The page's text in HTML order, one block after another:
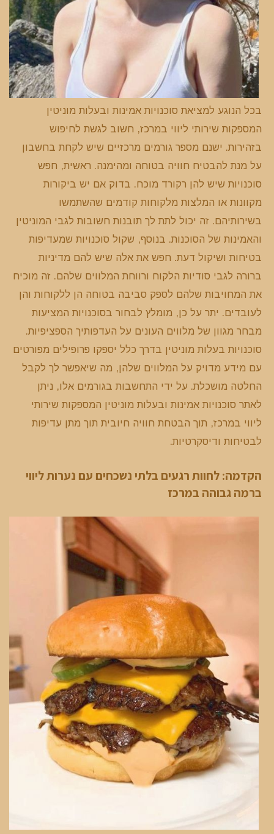
בכל הנוגע למציאת סוכנויות אמינות ובעלות מוניטין
המספקות שירותי ליווי במרכז, חשוב לגשת לחיפוש
בזהירות. ישנם מספר גורמים מרכזיים שיש לקחת בחשבון
על מנת להבטיח חוויה בטוחה ומהימנה. ראשית, חפש
סוכנויות שיש להן רקורד מוכח. בדוק אם יש ביקורות
מקוונות או המלצות מלקוחות קודמים שהשתמשו
בשירותיהם. זה יכול לתת לך תובנות חשובות לגבי המוניטין
והאמינות של הסוכנות. בנוסף, שקול סוכנויות שמעדיפות
בטיחות ושיקול דעת. חפש את אלה שיש להם מדיניות
ברורה לגבי סודיות הלקוח ורווחת המלווים שלהם. זה מוכיח
את המחויבות שלהם לספק סביבה בטוחה הן ללקוחות והן
לעובדים. יתר על כן, מומלץ לבחור בסוכנויות המציעות
מבחר מגוון של מלווים העונים על העדפותיך הספציפיות.
סוכנויות בעלות מוניטין בדרך כלל יספקו פרופילים מפורטים
עם מידע מדויק על המלווים שלהן, מה שיאפשר לך לקבל
החלטה מושכלת. על ידי התחשבות בגורמים אלו, ניתן
לאתר סוכנויות אמינות ובעלות מוניטין המספקות שירותי
ליווי במרכז, תוך הבטחת חוויה חיובית תוך מתן עדיפות
לבטיחות ודיסקרטיות.
הקדמה: לחוות רגעים בלתי נשכחים עם נערות ליווי
ברמה גבוהה במרכז